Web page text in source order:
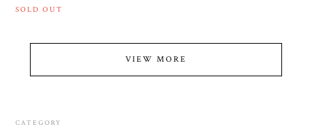
SOLD OUT
VIEW MORE
CATEGORY